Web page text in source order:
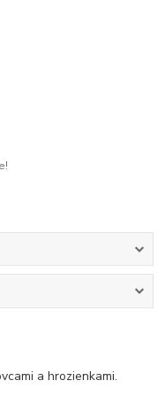
a hrozienkami.